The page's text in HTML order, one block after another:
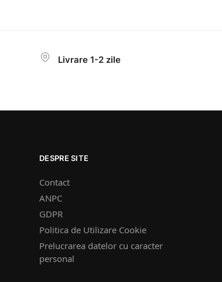
Livrare 1-2 zile
DESPRE SITE
Contact
ANPC
GDPR
Politica de Utilizare Cookie
Prelucrarea datelor cu caracter
personal